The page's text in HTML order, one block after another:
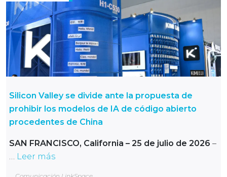
Silicon Valley se divide ante la propuesta de
prohibir los modelos de IA de código abierto
procedentes de China
SAN FRANCISCO, California – 25 de julio de 2026 –
… Leer más